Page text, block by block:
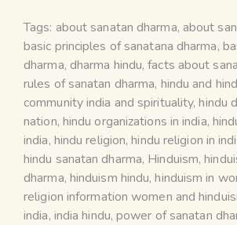
Tags: about sanatan dharma, about
basic principles of sanatana dharma,
dharma, dharma hindu,facts about
rules of sanatan dharma, hindu and
community india and spirituality,hindu
nation, hindu organizations in india,
india, hindu religion,hindu religion in
hindu sanatan dharma, Hinduism,
dharma, hinduism hindu,hinduism in
religion information women and
india, india hindu,power of sanatan